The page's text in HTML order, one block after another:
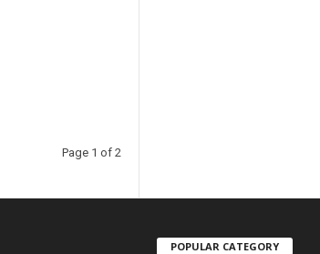
Page 1 of 2
POPULAR CATEGORY